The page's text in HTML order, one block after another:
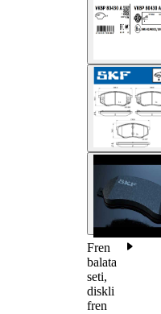
Fren
balata
seti,
diskli
fren